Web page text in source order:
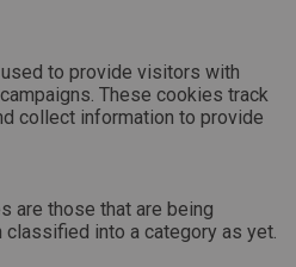
to provide visitors with
These cookies track
collect information to provide
are those that are being
classified into a category as yet.